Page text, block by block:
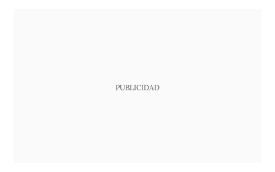
PUBLICIDAD